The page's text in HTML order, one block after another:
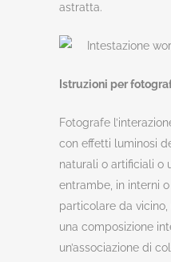
astratta.
Istruzioni per
Fotografe
con effetti luminosi
naturali o artificiali o
entrambe, in interni
particolare da vicino,
una composizione
un’associazione di